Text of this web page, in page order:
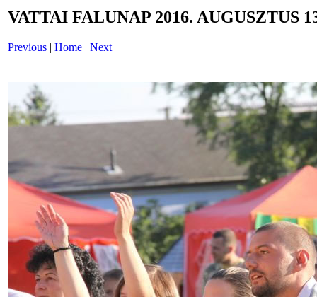
VATTAI FALUNAP 2016. AUGUSZTUS
Previous | Home | Next